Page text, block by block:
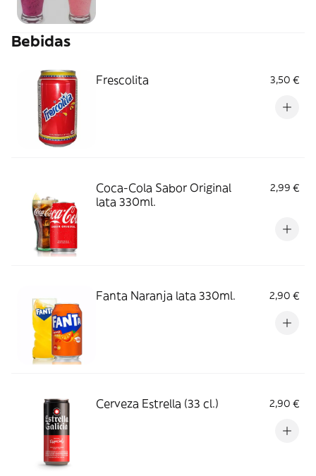
Bebidas
Frescolita 3,50 €
Coca-Cola Sabor Original
lata 330ml.
2,99 €
Fanta Naranja lata 330ml. 2,90 €
Cerveza Estrella (33 cl.) 2,90 €